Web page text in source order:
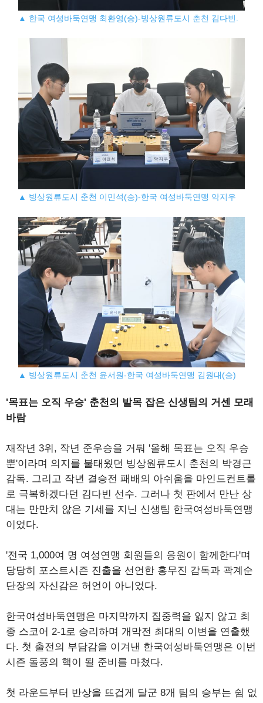
▲ 한국 여성바둑연맹 최환영(승)-빙상원류도시 춘천 김다빈.
▲ 빙상원류도시 춘천 이민석(승)-한국 여성바둑연맹 악지우
▲ 빙상원류도시 춘천 윤서원-한국 여성바둑연맹 김원대(승)
'목표는 오직 우승' 춘천의 발목 잡은 신생팀의 거센 모래
바람
재작년 3위, 작년 준우승을 거둬 '올해 목표는 오직 우승
뿐'이라며 의지를 불태웠던 빙상원류도시 춘천의 박경근
감독. 그리고 작년 결승전 패배의 아쉬움을 마인드컨트롤
로 극복하겠다던 김다빈 선수. 그러나 첫 판에서 만난 상
대는 만만치 않은 기세를 지닌 신생팀 한국여성바둑연맹
이었다.
'전국 1,000여 명 여성연맹 회원들의 응원이 함께한다'며
당당히 포스트시즌 진출을 선언한 홍무진 감독과 곽계순
단장의 자신감은 허언이 아니었다.
한국여성바둑연맹은 마지막까지 집중력을 잃지 않고 최
종 스코어 2-1로 승리하며 개막전 최대의 이변을 연출했
다. 첫 출전의 부담감을 이겨낸 한국여성바둑연맹은 이번
시즌 돌풍의 핵이 될 준비를 마쳤다.
첫 라운드부터 반상을 뜨겁게 달군 8개 팀의 승부는 쉼 없